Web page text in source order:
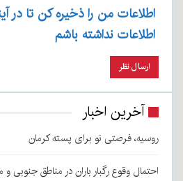
اطلاعات من را ذخیره کن تا در
اطلاعات نداشته باشم
آخرین اخبار
روسیه، فرصتی نو برای پسته کرمان
احتمال وقوع رگبار باران در مناطق جنوبی